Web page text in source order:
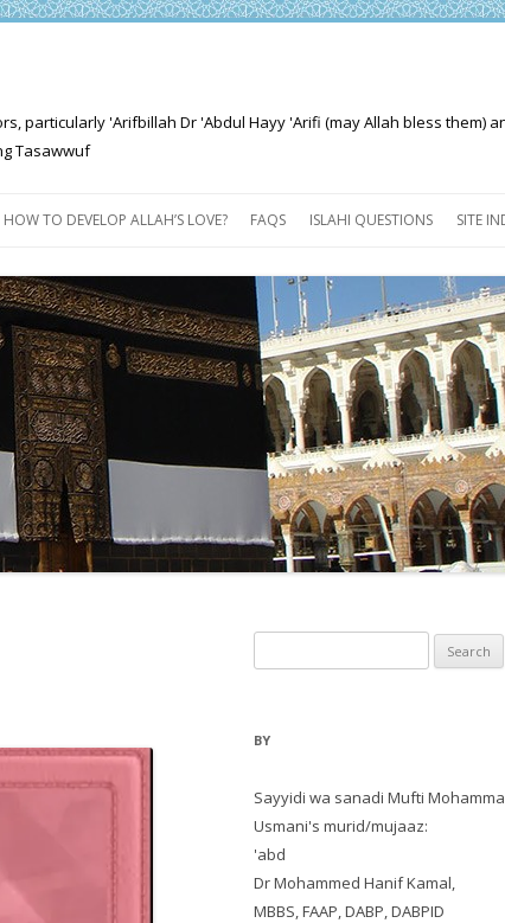
particularly 'Arifbillah Dr 'Abdul Hayy 'Arifi (may Allah bless them)
Tasawwuf
HOW TO DEVELOP ALLAH’S LOVE? FAQS ISLAHI QUESTIONS SITE
for:
BY
Sayyidi wa sanadi Mufti
Usmani's murid/mujaaz:
'abd
Dr Mohammed Hanif Kamal,
MBBS, FAAP, DABP, DABPID